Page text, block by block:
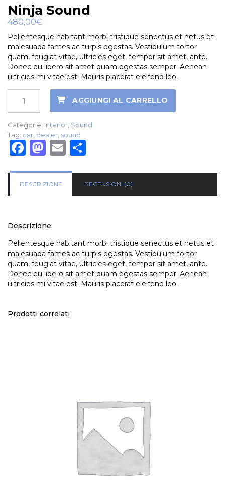
Ninja Sound
480,00€
Pellentesque habitant morbi tristique senectus et netus et
malesuada fames ac turpis egestas. Vestibulum tortor
quam, feugiat vitae, ultricies eget, tempor sit amet, ante.
Donec eu libero sit amet quam egestas semper. Aenean
ultricies mi vitae est. Mauris placerat eleifend leo.
Sound
quantità
AGGIUNGI AL CARRELLO
Categorie: Interior Sound
Tag: car dealer sound
Facebook
Mastodon
Email
DESCRIZIONE RECENSIONI (0)
Descrizione
Pellentesque habitant morbi tristique senectus et netus et
malesuada fames ac turpis egestas. Vestibulum tortor
quam, feugiat vitae, ultricies eget, tempor sit amet, ante.
Donec eu libero sit amet quam egestas semper. Aenean
ultricies mi vitae est. Mauris placerat eleifend leo.
Prodotti correlati